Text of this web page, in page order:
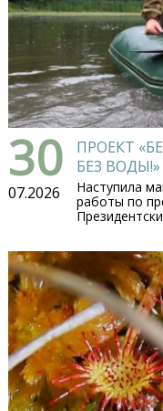
30
07.2026
ПРОЕКТ
БЕЗ
Наступила
работы по